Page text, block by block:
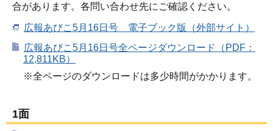
合があります。各問い合わせ先にご確認ください。
広報あびこ5月16日号 電子ブック版（外部サイト）
広報あびこ5月16日号全ページダウンロード（PDF：
12,811KB）
※全ページのダウンロードは多少時間がかかります。
1面